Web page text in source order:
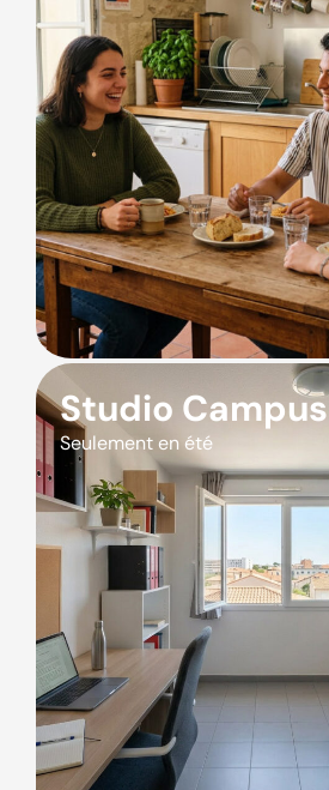
Studio Campus
Seulement en été